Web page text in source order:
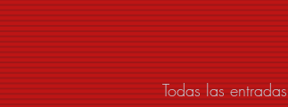
Todas las entradas